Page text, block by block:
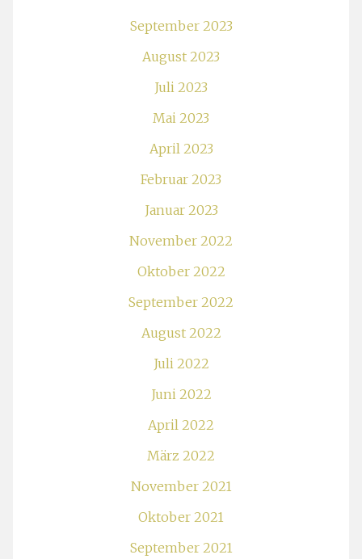
September 2023
August 2023
Juli 2023
Mai 2023
April 2023
Februar 2023
Januar 2023
November 2022
Oktober 2022
September 2022
August 2022
Juli 2022
Juni 2022
April 2022
März 2022
November 2021
Oktober 2021
September 2021